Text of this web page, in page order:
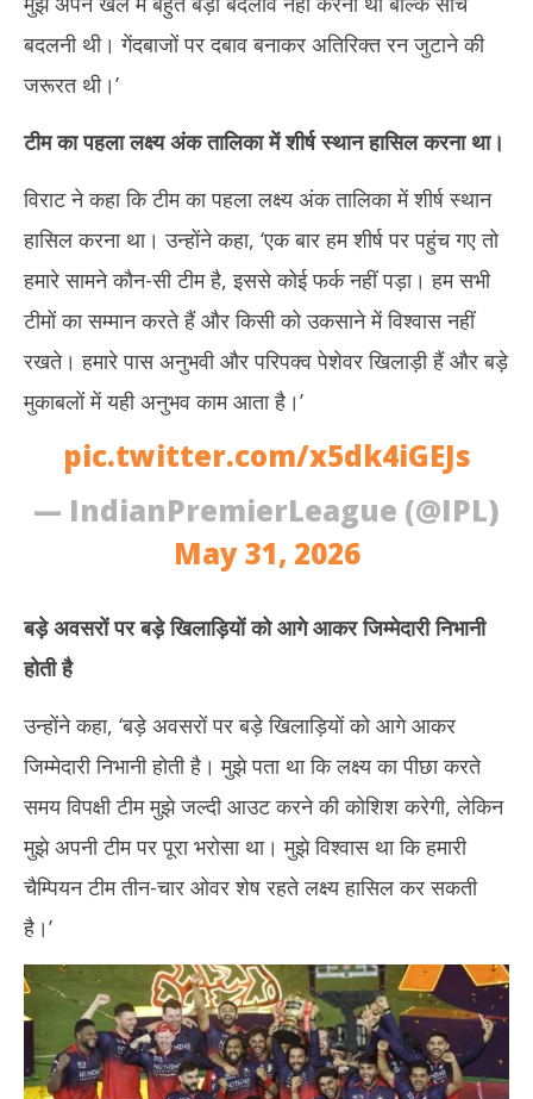
बदलनी थी। गेंदबाजों पर दबाव बनाकर अतिरिक्त रन जुटाने की
जरूरत थी।’
टीम का पहला लक्ष्य अंक तालिका में शीर्ष स्थान हासिल करना था।
विराट ने कहा कि टीम का पहला लक्ष्य अंक तालिका में शीर्ष स्थान
हासिल करना था। उन्होंने कहा, ‘एक बार हम शीर्ष पर पहुंच गए तो
हमारे सामने कौन-सी टीम है, इससे कोई फर्क नहीं पड़ा। हम सभी
टीमों का सम्मान करते हैं और किसी को उकसाने में विश्वास नहीं
रखते। हमारे पास अनुभवी और परिपक्व पेशेवर खिलाड़ी हैं और बड़े
मुकाबलों में यही अनुभव काम आता है।’
pic.twitter.com/x5dk4iGEJs
— IndianPremierLeague (@IPL)
May 31, 2026
बड़े अवसरों पर बड़े खिलाड़ियों को आगे आकर जिम्मेदारी निभानी
होती है
उन्होंने कहा, ‘बड़े अवसरों पर बड़े खिलाड़ियों को आगे आकर
जिम्मेदारी निभानी होती है। मुझे पता था कि लक्ष्य का पीछा करते
समय विपक्षी टीम मुझे जल्दी आउट करने की कोशिश करेगी, लेकिन
मुझे अपनी टीम पर पूरा भरोसा था। मुझे विश्वास था कि हमारी
चैम्पियन टीम तीन-चार ओवर शेष रहते लक्ष्य हासिल कर सकती
है।’